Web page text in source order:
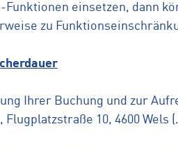
einsetzen, dann
zu
Ihrer Buchung und zur
10, 4600 Wels